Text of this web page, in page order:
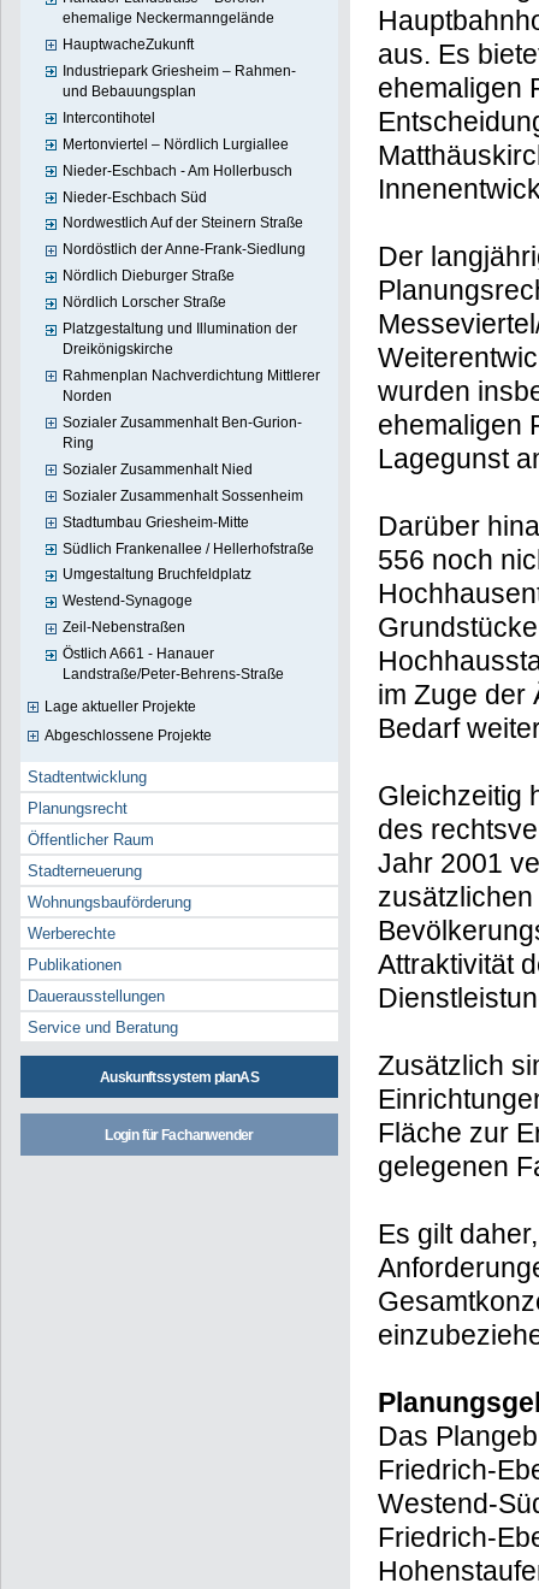
ehemalige Neckermanngelände
HauptwacheZukunft
Industriepark Griesheim – Rahmen-
und Bebauungsplan
Intercontihotel
Mertonviertel – Nördlich Lurgiallee
Nieder-Eschbach - Am Hollerbusch
Nieder-Eschbach Süd
Nordwestlich Auf der Steinern Straße
Nordöstlich der Anne-Frank-Siedlung
Nördlich Dieburger Straße
Nördlich Lorscher Straße
Platzgestaltung und Illumination der
Dreikönigskirche
Rahmenplan Nachverdichtung Mittlerer
Norden
Sozialer Zusammenhalt Ben-Gurion-
Ring
Sozialer Zusammenhalt Nied
Sozialer Zusammenhalt Sossenheim
Stadtumbau Griesheim-Mitte
Südlich Frankenallee / Hellerhofstraße
Umgestaltung Bruchfeldplatz
Westend-Synagoge
Zeil-Nebenstraßen
Östlich A661 - Hanauer
Landstraße/Peter-Behrens-Straße
Lage aktueller Projekte
Abgeschlossene Projekte
Stadtentwicklung
Planungsrecht
Öffentlicher Raum
Stadterneuerung
Wohnungsbauförderung
Werberechte
Publikationen
Dauerausstellungen
Service und Beratung
Auskunftssystem planAS
Login für Fachanwender
aus. Es
ehemaligen
Der
wurden
ehemaligen
Lagegunst
Darüber
556 noch
im Zuge der
Bedarf
Gleichzeitig
des
Jahr 2001
Attraktivität
Zusätzlich
Fläche zur
gelegenen
Es gilt
Das
Friedrich-
Westend-
Friedrich-